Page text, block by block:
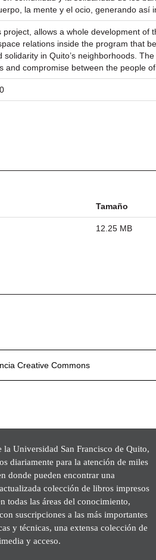
la mente y el ocio, generando así
allows a whole development
relations inside the program that
in Quito’s neighborhoods.
compromise between the people
Tamaño
12.25 MB
Creative Commons
la Universidad San Francisco de Quito,
diariamente para la atención de miles
donde pueden encontrar una
colección de libros impresos
todas las áreas del conocimiento,
suscripciones a las más importantes
y técnicas, una extensa colección de
y acceso.